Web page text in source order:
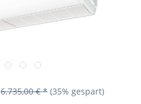
6.735,00 € * (35% gespart)